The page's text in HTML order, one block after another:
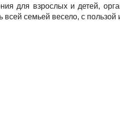
для взрослых и детей,
всей семьей весело, с